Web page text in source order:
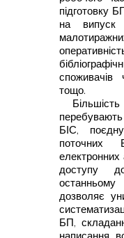
підготовку
на випуск
споживачів
тощо.
БІС,
поточних
електронних
доступу
останньому
дозволяє
БП,
написання